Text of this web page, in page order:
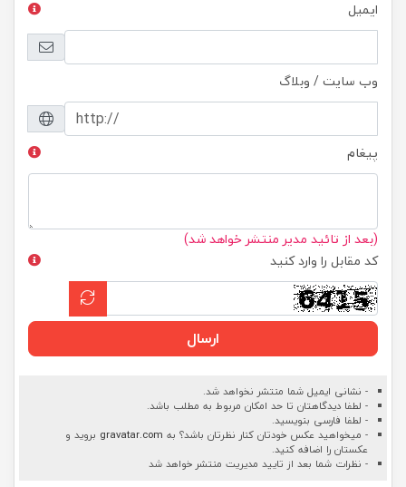
ایمیل
وب سایت / وبلاگ
پیغام
(بعد از تائید مدیر منتشر خواهد شد)
کد مقابل را وارد کنید
ارسال
- نشانی ایمیل شما منتشر نخواهد شد.
- لطفا دیدگاهتان تا حد امکان مربوط به مطلب باشد.
- لطفا فارسی بنویسید.
- میخواهید عکس خودتان کنار نظرتان باشد؟ به gravatar.com بروید و
عکستان را اضافه کنید.
- نظرات شما بعد از تایید مدیریت منتشر خواهد شد